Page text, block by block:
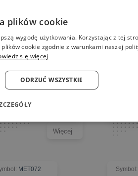
Więcej
: MET072 Symbol :
plików cookie
wygodę użytkowania. Korzystając z tej
cookie zgodnie z warunkami naszej
się więcej
ODRZUĆ WSZYSTKIE